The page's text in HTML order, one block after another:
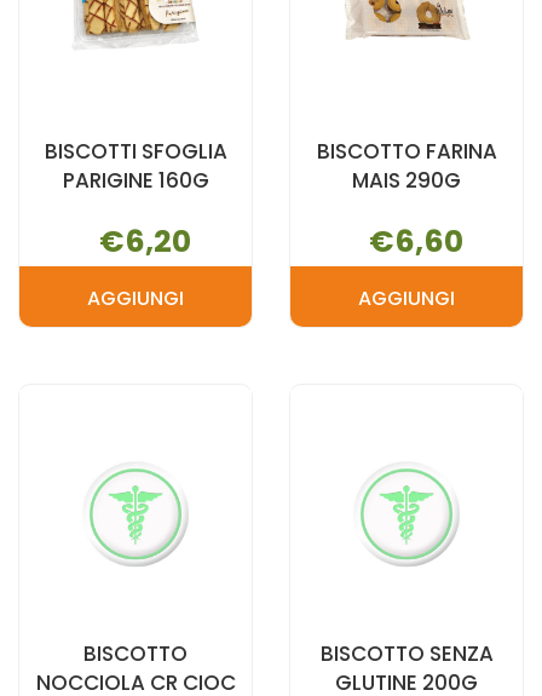
BISCOTTI SFOGLIA
PARIGINE 160G
€6,20
AGGIUNGIAGGIUNGI BISCOTTI
BISCOTTO FARINA
MAIS 290G
€6,60
AGGIUNGIAGGIUNGI
BISCOTTO
NOCCIOLA CR CIOC
BISCOTTO SENZA
GLUTINE 200G